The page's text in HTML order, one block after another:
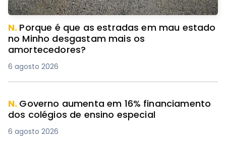
N. Porque é que as estradas em mau estado
no Minho desgastam mais os
amortecedores?
6 agosto 2026
N. Governo aumenta em 16% financiamento
dos colégios de ensino especial
6 agosto 2026